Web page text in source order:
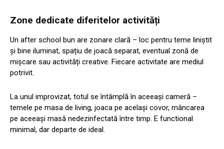
Zone dedicate diferitelor activități
Un after school bun are zonare clară – loc pentru teme liniștit
și bine iluminat, spațiu de joacă separat, eventual zonă de
mișcare sau activități creative. Fiecare activitate are mediul
potrivit.
La unul improvizat, totul se întâmplă în aceeași cameră –
temele pe masa de living, joaca pe același covor, mâncarea
pe aceeași masă nedezinfectată între timp. E functional
minimal, dar departe de ideal.